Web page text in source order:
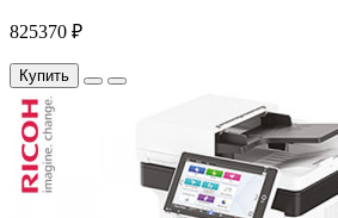
825370 ₽
Купить